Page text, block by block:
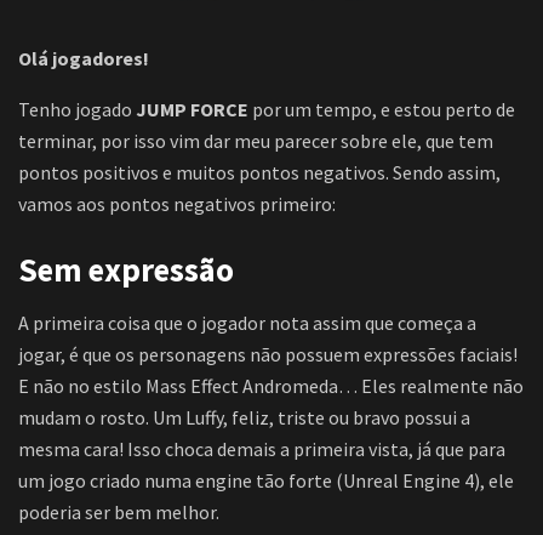
Olá jogadores!
Tenho jogado JUMP FORCE por um tempo, e estou perto de
terminar, por isso vim dar meu parecer sobre ele, que tem
pontos positivos e muitos pontos negativos. Sendo assim,
vamos aos pontos negativos primeiro:
Sem expressão
A primeira coisa que o jogador nota assim que começa a
jogar, é que os personagens não possuem expressões faciais!
E não no estilo Mass Effect Andromeda… Eles realmente não
mudam o rosto. Um Luffy, feliz, triste ou bravo possui a
mesma cara! Isso choca demais a primeira vista, já que para
um jogo criado numa engine tão forte (Unreal Engine 4), ele
poderia ser bem melhor.